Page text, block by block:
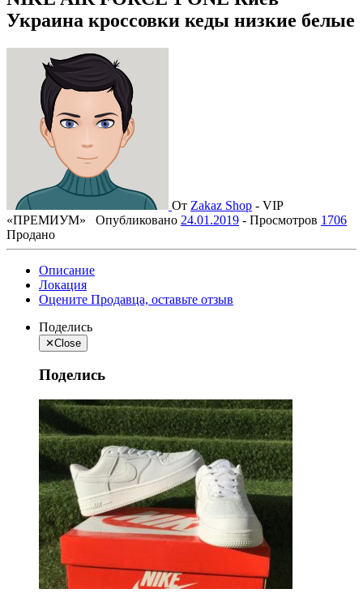
Украина кроссовки кеды низкие белые
От Zakaz Shop - VIP
«ПРЕМИУМ»
Опубликовано 24.01.2019 - Просмотров 1706
Продано
Описание
Локация
Оцените Продавца, оставьте отзыв
Поделись
✕Close
Поделись